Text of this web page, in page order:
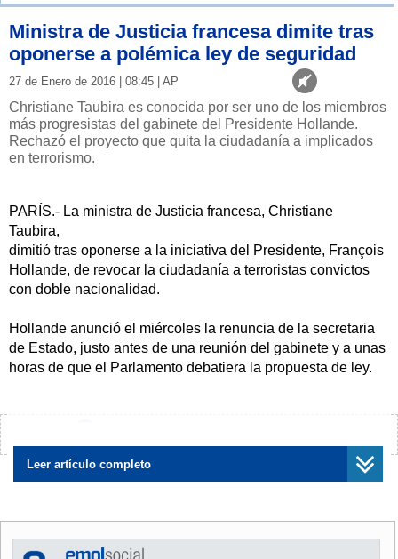
Ministra de Justicia francesa dimite tras
oponerse a polémica ley de seguridad
27 de Enero de 2016 | 08:45 | AP
Christiane Taubira es conocida por ser uno de los miembros
más progresistas del gabinete del Presidente Hollande.
Rechazó el proyecto que quita la ciudadanía a implicados
en terrorismo.
PARÍS.- La ministra de Justicia francesa, Christiane
Taubira,
dimitió tras oponerse a la iniciativa del Presidente, François
Hollande, de revocar la ciudadanía a terroristas convictos
con doble nacionalidad.
Hollande anunció el miércoles la renuncia de la secretaria
de Estado, justo antes de una reunión del gabinete y a unas
horas de que el Parlamento debatiera la propuesta de ley.
publicó en su cuenta de Twitter que "en ocasiones, resistir
es quedarse; en ocasiones, resistir es marcharse".
Caribe, ha sido una defensora de las mujeres y las minorías
en la política francesa.
Leer artículo completo